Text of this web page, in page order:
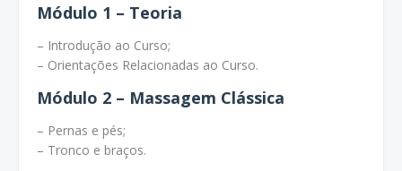
Módulo 1 – Teoria
– Introdução ao Curso;
– Orientações Relacionadas ao Curso.
Módulo 2 – Massagem Clássica
– Pernas e pés;
– Tronco e braços.